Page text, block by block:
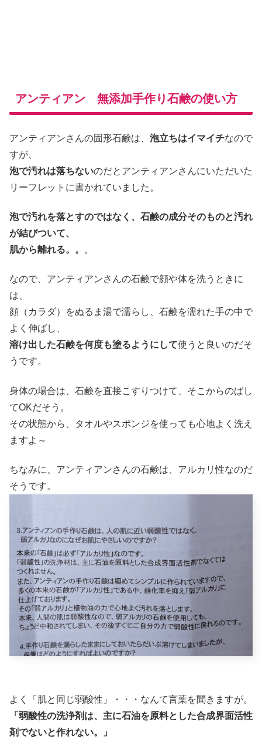
アンティアン 無添加手作り石鹸の使い方
アンティアンさんの固形石鹸は、 泡立ちはイマイチなので
すが、
泡で汚れは落ちないのだとアンティアンさんにいただいた
リーフレットに書かれていました。
泡で汚れを落とすのではなく、石鹸の成分そのものと汚れ
が結びついて、
肌から離れる。。
。
なので、アンティアンさんの石鹸で顔や体を洗うときに
は、
顔（カラダ）をぬるま湯で濡らし、石鹸を濡れた手の中で
よく伸ばし、
溶け出した石鹸を何度も塗るようにして使うと良いのだそ
うです。
身体の場合は、石鹸を直接こすりつけて、そこからのばし
てOKだそう。
その状態から、タオルやスポンジを使っても心地よく洗え
ますよ～
ちなみに、アンティアンさんの石鹸は、アルカリ性なのだ
そうです。
よく「肌と同じ弱酸性」・・・なんて言葉を聞きますが。
「弱酸性の洗浄剤は、主に石油を原料とした合成界面活性
剤でないと作れない。」